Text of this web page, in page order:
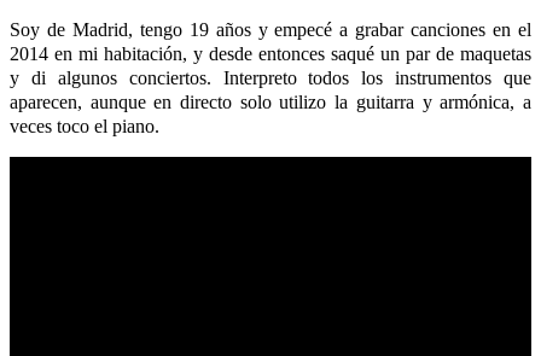
Soy de Madrid, tengo 19 años y empecé a grabar canciones en el
2014 en mi habitación, y desde entonces saqué un par de maquetas
y di algunos conciertos. Interpreto todos los instrumentos que
aparecen, aunque en directo solo utilizo la guitarra y armónica, a
veces toco el piano.